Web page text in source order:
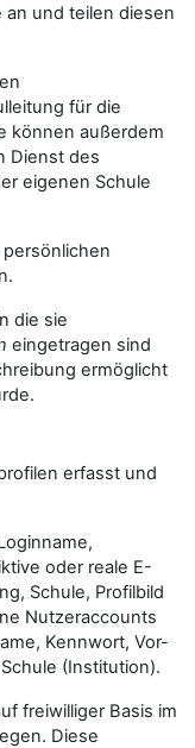
und teilen diesen
für die
können außerdem
Dienst des
eigenen Schule
die sie
eingetragen sind
ermöglicht
erfasst und
oder reale E-
Schule, Profilbild
Nutzeraccounts
Kennwort, Vor-
(Institution).
freiwilliger Basis im
Diese